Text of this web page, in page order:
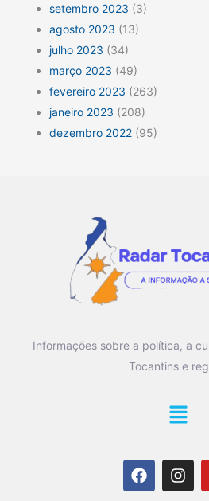
setembro 2023 (3)
agosto 2023 (13)
julho 2023 (34)
março 2023 (49)
fevereiro 2023 (263)
janeiro 2023 (208)
dezembro 2022 (95)
Informações sobre a política, a
Tocantins e
Main
F
a
I
n